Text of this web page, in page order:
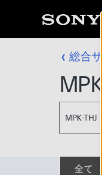
総合
MPK-THJ
全て